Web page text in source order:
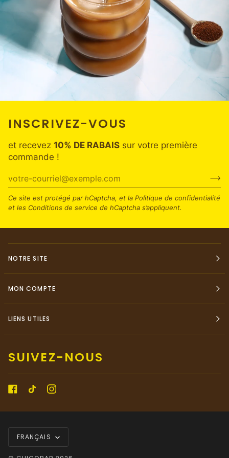
INSCRIVEZ-VOUS
et recevez 10% DE RABAIS sur votre première
commande !
Ce site est protégé par hCaptcha, et la Politique de confidentialité
et les Conditions de service de hCaptcha s’appliquent.
NOTRE SITE
MON COMPTE
LIENS UTILES
SUIVEZ-NOUS
LANGUE
FRANÇAIS